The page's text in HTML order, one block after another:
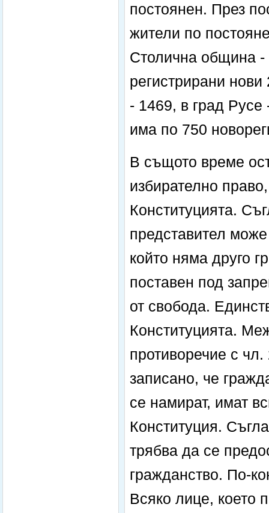
постоянен. През
жители по
Столична община -
регистрирани
- 1469, в град
има по 750
В същото време
избирателно
Конституцията.
представител
който няма друго
поставен под
от свобода.
Конституцията.
противоречие с
записано, че
се намират, имат
Конституция.
трябва да се
гражданство. По-
Всяко лице, което